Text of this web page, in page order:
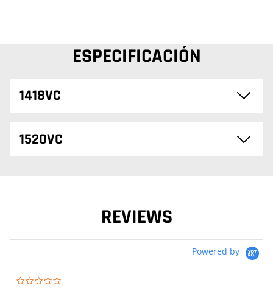
ESPECIFICACIÓN
1418VC
1520VC
REVIEWS
Powered by